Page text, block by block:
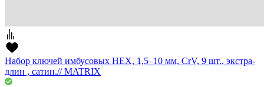
Набор ключей имбусовых HEX, 1,5–10 мм, CrV, 9 шт., экстра-
длин , сатин.// MATRIX